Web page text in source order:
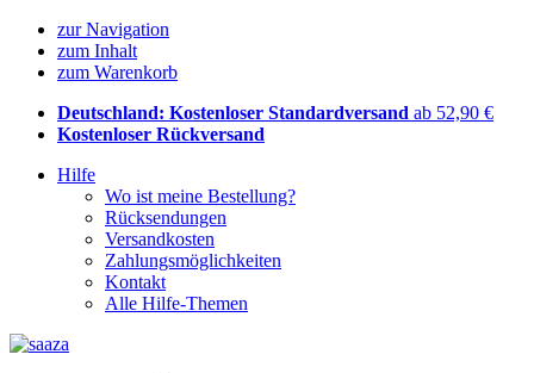
zur Navigation
zum Inhalt
zum Warenkorb
Deutschland: Kostenloser Standardversand ab 52,90 €
Kostenloser Rückversand
Hilfe
Wo ist meine Bestellung?
Rücksendungen
Versandkosten
Zahlungsmöglichkeiten
Kontakt
Alle Hilfe-Themen